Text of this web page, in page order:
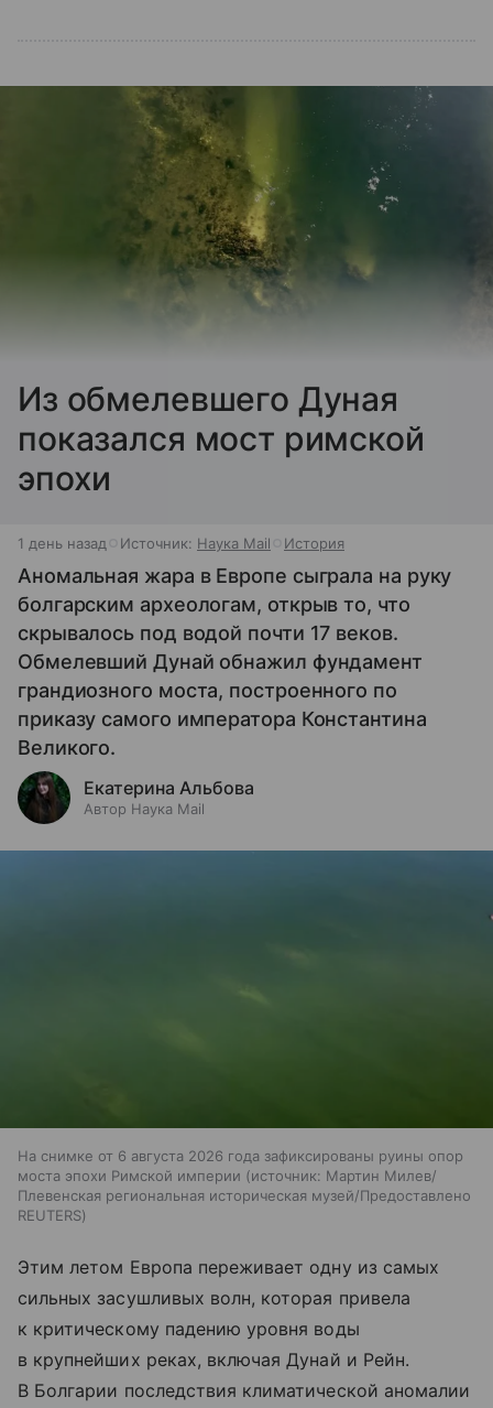
Из обмелевшего Дуная
показался мост римской
эпохи
1 день назад Источник: Наука Mail История
Аномальная жара в Европе сыграла на руку
болгарским археологам, открыв то, что
скрывалось под водой почти 17 веков.
Обмелевший Дунай обнажил фундамент
грандиозного моста, построенного по
приказу самого императора Константина
Великого.
Екатерина Альбова
Автор Наука Mail
На снимке от 6 августа 2026 года зафиксированы руины опор
моста эпохи Римской империи
источник: Мартин Милев/
Плевенская региональная историческая музей/Предоставлено
REUTERS
Этим летом Европа переживает одну из самых
сильных засушливых волн, которая привела
к критическому падению уровня воды
в крупнейших реках, включая Дунай и Рейн.
В Болгарии последствия климатической аномалии